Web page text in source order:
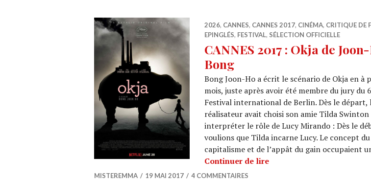
2026, CANNES, CANNES 2017, CINÉMA, CRITIQUE DE
EPINGLÉS, FESTIVAL, SÉLECTION OFFICIELLE
CANNES 2017 : Okja de
Bong
Bong Joon-Ho a écrit le scénario de Okja en à
mois, juste après avoir été membre du jury du
Festival international de Berlin. Dès le départ,
réalisateur avait choisi son amie Tilda
interpréter le rôle de Lucy Mirando : Dès le
voulions que Tilda incarne Lucy. Le concept du
capitalisme et de l’appât du gain occupaient
Continuer de lireCANNES 2017 : Okja de
MISTEREMMA 19 MAI 2017 4 COMMENTAIRES